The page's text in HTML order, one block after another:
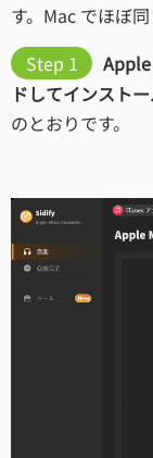
す。Mac でほぼ
Step 1
Apple
ドしてインストー
のとおりです。